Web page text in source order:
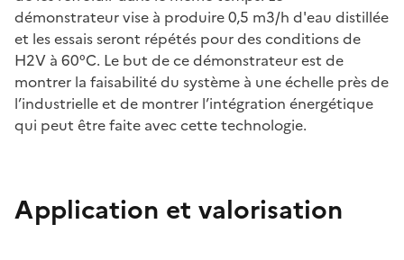
démonstrateur vise à produire 0,5 m3/h d'eau distillée
et les essais seront répétés pour des conditions de
H2V à 60°C. Le but de ce démonstrateur est de
montrer la faisabilité du système à une échelle près de
l’industrielle et de montrer l’intégration énergétique
qui peut être faite avec cette technologie.
Application et valorisation